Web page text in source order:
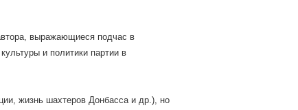
выражающиеся подчас в
и политики партии в
жизнь шахтеров Донбасса и др.), но